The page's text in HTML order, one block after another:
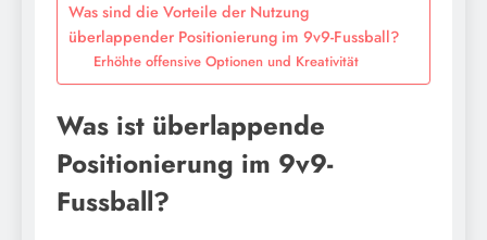
Was sind die Vorteile der Nutzung
überlappender Positionierung im 9v9-Fussball?
Erhöhte offensive Optionen und Kreativität
Was ist überlappende
Positionierung im 9v9-
Fussball?